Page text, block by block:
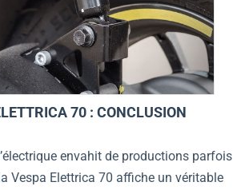
70 : CONCLUSION
envahit de productions parfois
Vespa Elettrica 70 affiche un véritable